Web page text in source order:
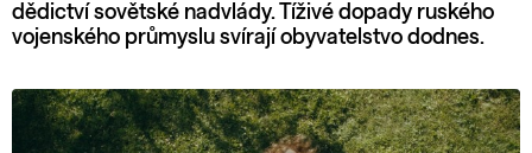
dědictví sovětské nadvlády. Tíživé dopady ruského
vojenského průmyslu svírají obyvatelstvo dodnes.